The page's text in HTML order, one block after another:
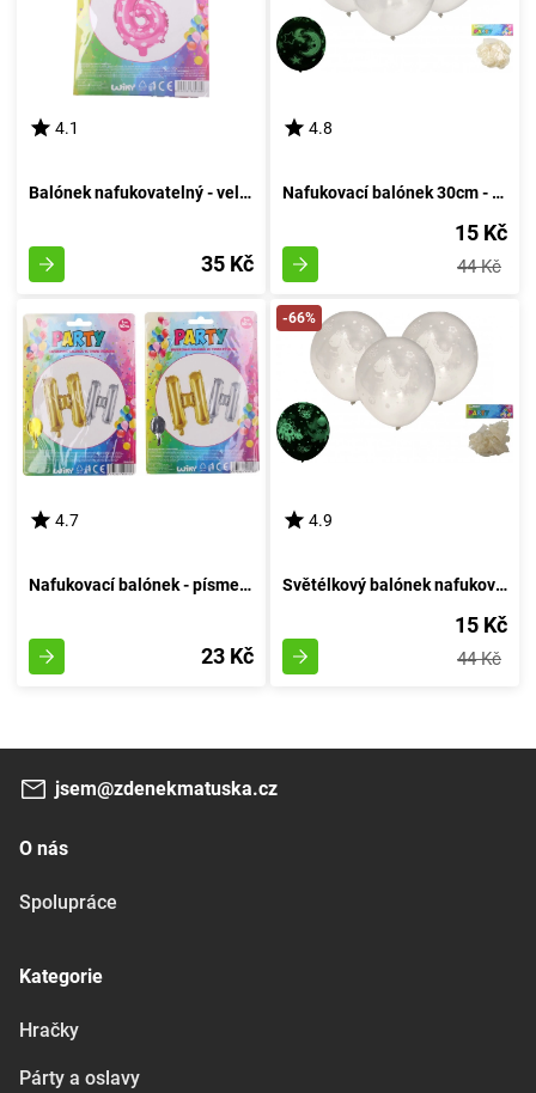
4.1
Balónek nafukovatelný - velikost 6, růžový
35 Kč
4.8
Nafukovací balónek 30cm - sada 6 kusů, s luminescencí v temnotě
15 Kč
44 Kč
4.7
Nafukovací balónek - písmeno H - Vzduchový Kruh
23 Kč
-66%
4.9
Světélkový balónek nafukovací 30cm - sestava 6 kousků, svítící za tmy
15 Kč
44 Kč
jsem@zdenekmatuska.cz
O nás
Spolupráce
Kategorie
Hračky
Párty a oslavy